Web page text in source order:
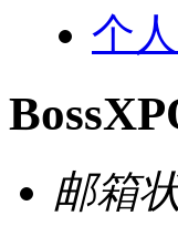
个
邮箱